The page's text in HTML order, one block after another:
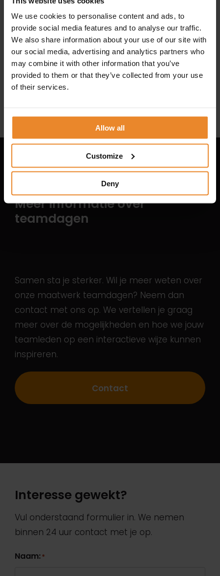
We use cookies to personalise content and ads, to
provide social media features and to analyse our traffic.
We also share information about your use of our site with
our social media, advertising and analytics partners who
may combine it with other information that you’ve
provided to them or that they’ve collected from your use
of their services.
Allow all
Customize
Deny
Meer informatie over
teamdagen
Samen sta je sterker. Wil je meer weten over
onze maatwerk teamdagen? Neem dan
contact met ons op. We vertellen je graag
meer over de mogelijkheden en hoe we jouw
teamleden op een interactieve wijze kunnen
inspireren.
Contact
Interesse gewekt?
Vul onderstaand formulier in. We nemen
binnen 24 uur contact met je op.
Naam: *